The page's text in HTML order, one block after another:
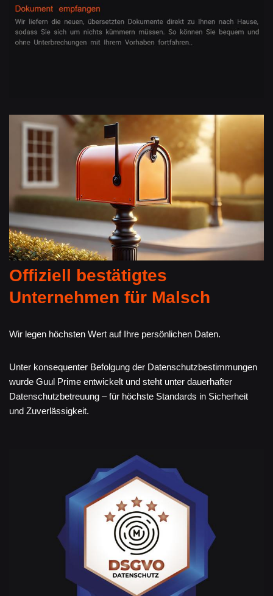
Offiziell bestätigtes
Unternehmen für Malsch
Wir legen höchsten Wert auf Ihre persönlichen Daten.
Unter konsequenter Befolgung der Datenschutzbestimmungen
wurde Guul Prime entwickelt und steht unter dauerhafter
Datenschutzbetreuung – für höchste Standards in Sicherheit
und Zuverlässigkeit.